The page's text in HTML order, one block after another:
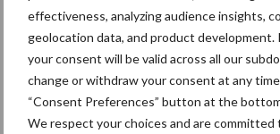
effectiveness, analyzing audience insights,
geolocation data, and product development.
your consent will be valid across all our
change or withdraw your consent at any
“Consent Preferences” button at the
We respect your choices and are committed
met een goed doordacht plan.
Verantwoorde Veehouderij
Aanbevolen voor jou!